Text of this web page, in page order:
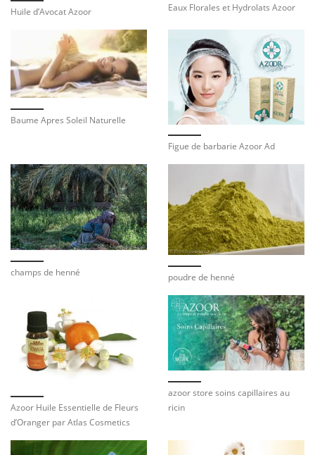
Huile d’Avocat Azoor Eaux Florales et Hydrolats Azoor
Baume Apres Soleil Naturelle
Figue de barbarie Azoor Ad
champs de henné poudre de henné
Azoor Huile Essentielle de Fleurs
d’Oranger par Atlas Cosmetics
azoor store soins capillaires au
ricin